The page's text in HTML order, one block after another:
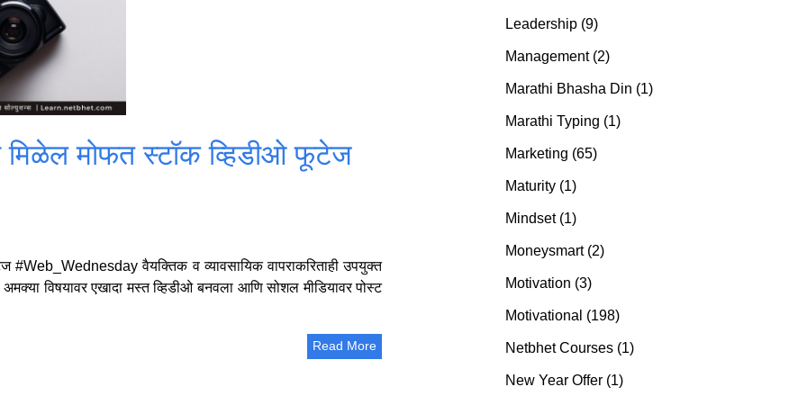
मिळेल मोफत स्टॉक व्हिडीओ फूटेज
वैयक्तिक व व्यावसायिक वापराकरिताही उपयुक्त
विषयावर एखादा मस्त व्हिडीओ बनवला आणि सोशल मीडियावर पोस्ट
Read More
Leadership (9)
Management (2)
Marathi Bhasha Din (1)
Marathi Typing (1)
Marketing (65)
Maturity (1)
Mindset (1)
Moneysmart (2)
Motivation (3)
Motivational (198)
Netbhet Courses (1)
New Year Offer (1)